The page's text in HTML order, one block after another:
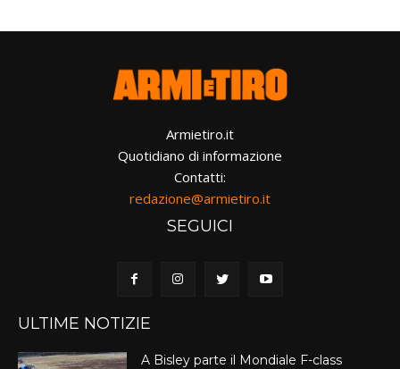
Armietiro.it
Quotidiano di informazione
Contatti:
redazione@armietiro.it
SEGUICI
ULTIME NOTIZIE
A Bisley parte il Mondiale F-class